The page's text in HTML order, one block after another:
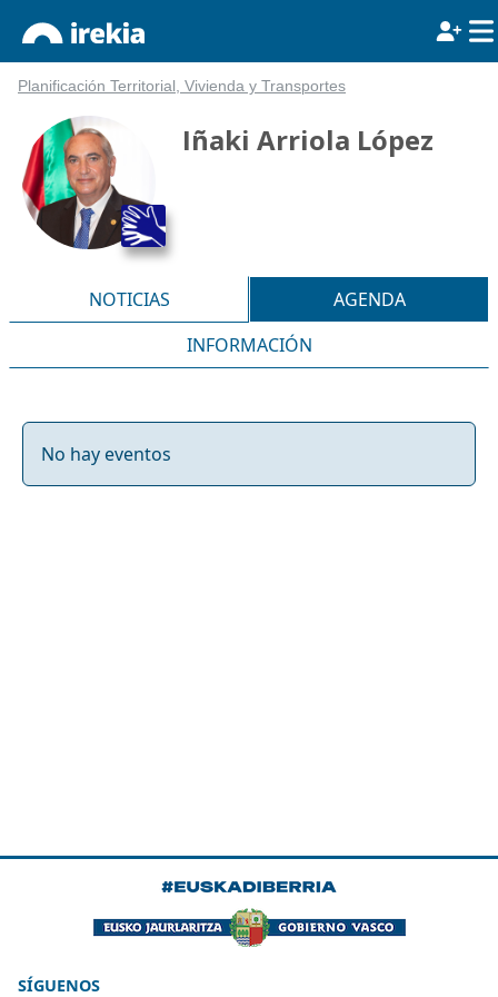
Planificación Territorial, Vivienda y Transportes
Iñaki Arriola López
NOTICIAS
AGENDA
INFORMACIÓN
No hay eventos
SÍGUENOS